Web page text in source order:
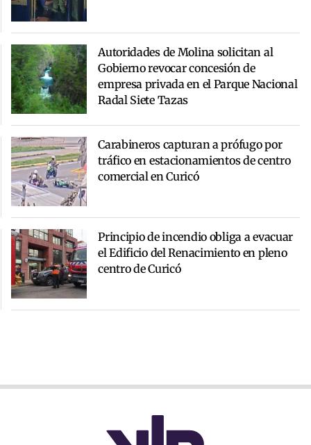
Autoridades de Molina solicitan al
Gobierno revocar concesión de
empresa privada en el Parque Nacional
Radal Siete Tazas
Carabineros capturan a prófugo por
tráfico en estacionamientos de centro
comercial en Curicó
Principio de incendio obliga a evacuar
el Edificio del Renacimiento en pleno
centro de Curicó